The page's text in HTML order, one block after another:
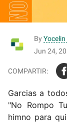
By
Jun 24,
Garcias a
"No Rompo
himno para